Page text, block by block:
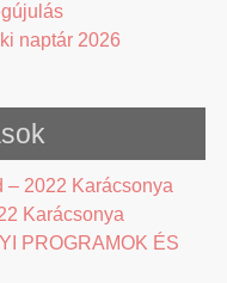
naptár 2026
– 2022 Karácsonya
Karácsonya
PROGRAMOK ÉS